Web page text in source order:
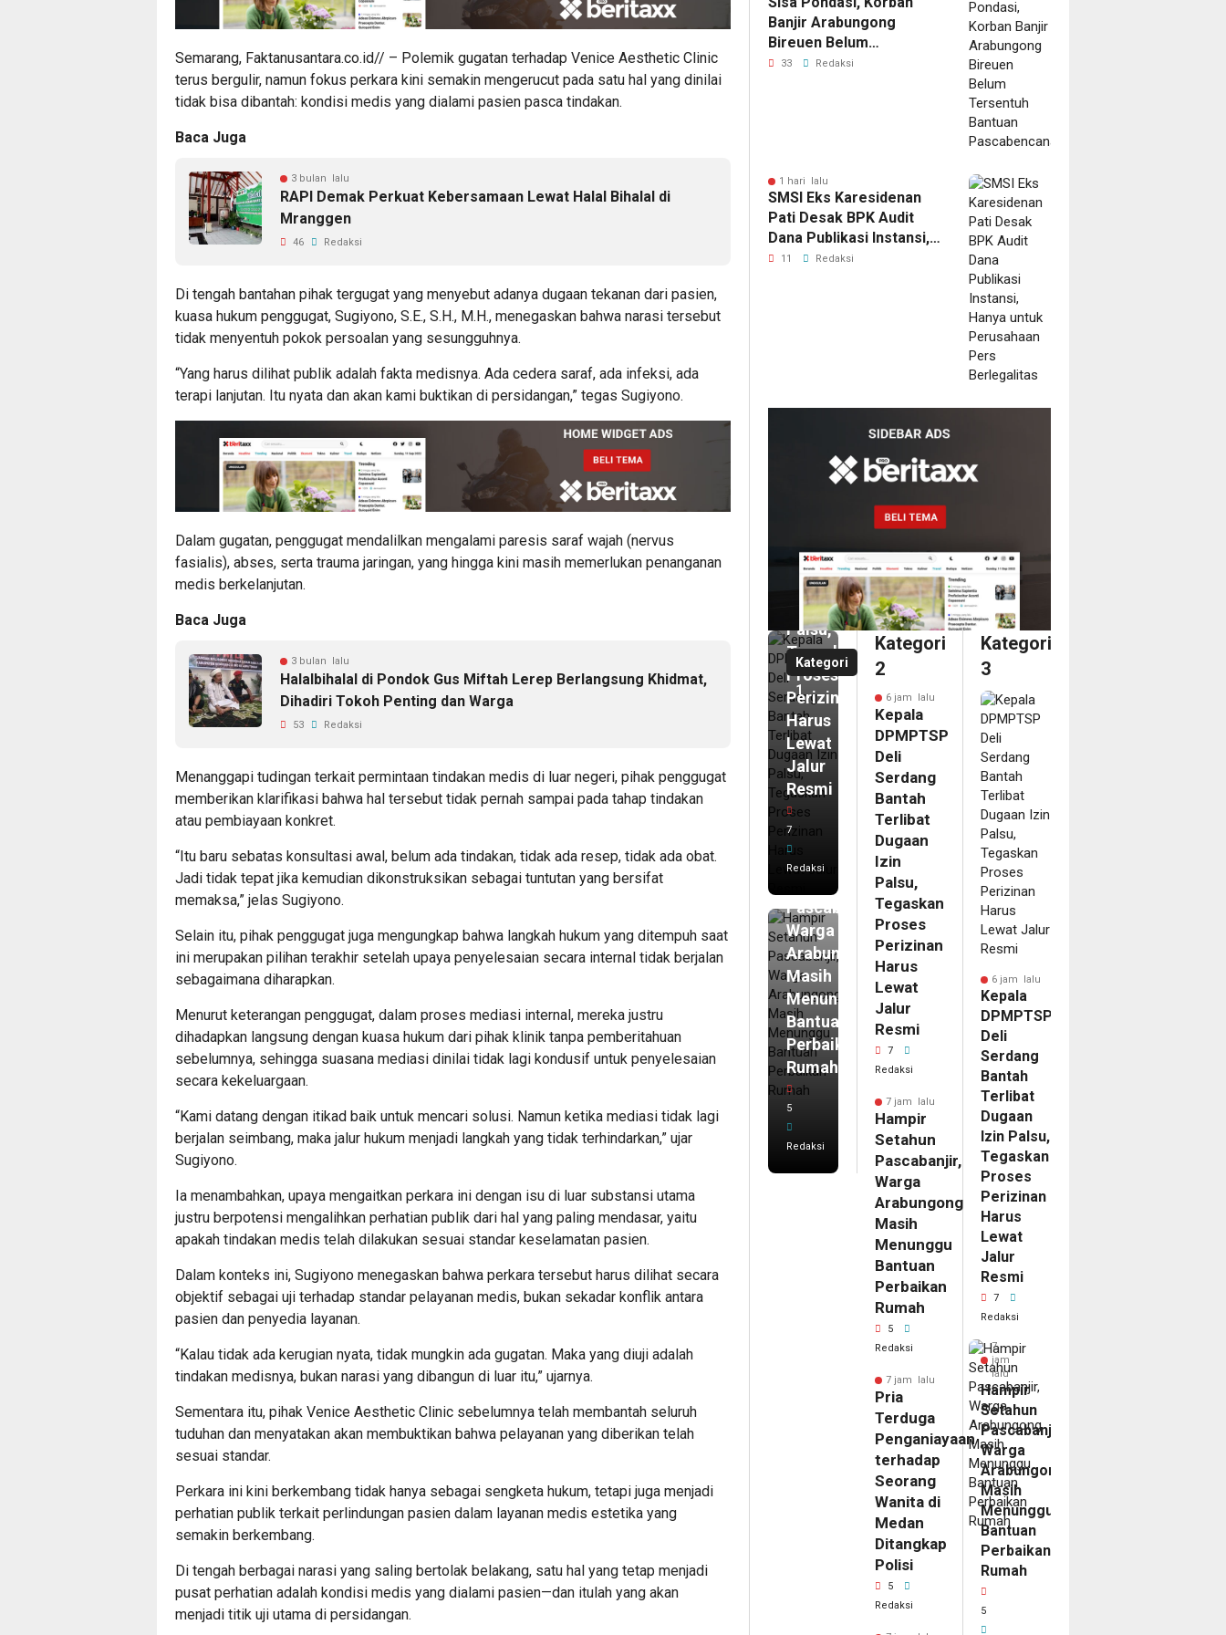
Semarang, Faktanusantara.co.id// – Polemik gugatan terhadap Venice Aesthetic Clinic
terus bergulir, namun fokus perkara kini semakin mengerucut pada satu hal yang dinilai
tidak bisa dibantah: kondisi medis yang dialami pasien pasca tindakan.
Baca Juga
3 bulan lalu
RAPI Demak Perkuat Kebersamaan Lewat Halal Bihalal di
Mranggen
46 Redaksi
Di tengah bantahan pihak tergugat yang menyebut adanya dugaan tekanan dari pasien,
kuasa hukum penggugat, Sugiyono, S.E., S.H., M.H., menegaskan bahwa narasi tersebut
tidak menyentuh pokok persoalan yang sesungguhnya.
“Yang harus dilihat publik adalah fakta medisnya. Ada cedera saraf, ada infeksi, ada
terapi lanjutan. Itu nyata dan akan kami buktikan di persidangan,” tegas Sugiyono.
Dalam gugatan, penggugat mendalilkan mengalami paresis saraf wajah (nervus
fasialis), abses, serta trauma jaringan, yang hingga kini masih memerlukan penanganan
medis berkelanjutan.
Baca Juga
3 bulan lalu
Halalbihalal di Pondok Gus Miftah Lerep Berlangsung Khidmat,
Dihadiri Tokoh Penting dan Warga
53 Redaksi
Menanggapi tudingan terkait permintaan tindakan medis di luar negeri, pihak penggugat
memberikan klarifikasi bahwa hal tersebut tidak pernah sampai pada tahap tindakan
atau pembiayaan konkret.
“Itu baru sebatas konsultasi awal, belum ada tindakan, tidak ada resep, tidak ada obat.
Jadi tidak tepat jika kemudian dikonstruksikan sebagai tuntutan yang bersifat
memaksa,” jelas Sugiyono.
Selain itu, pihak penggugat juga mengungkap bahwa langkah hukum yang ditempuh saat
ini merupakan pilihan terakhir setelah upaya penyelesaian secara internal tidak berjalan
sebagaimana diharapkan.
Menurut keterangan penggugat, dalam proses mediasi internal, mereka justru
dihadapkan langsung dengan kuasa hukum dari pihak klinik tanpa pemberitahuan
sebelumnya, sehingga suasana mediasi dinilai tidak lagi kondusif untuk penyelesaian
secara kekeluargaan.
“Kami datang dengan itikad baik untuk mencari solusi. Namun ketika mediasi tidak lagi
berjalan seimbang, maka jalur hukum menjadi langkah yang tidak terhindarkan,” ujar
Sugiyono.
Ia menambahkan, upaya mengaitkan perkara ini dengan isu di luar substansi utama
justru berpotensi mengalihkan perhatian publik dari hal yang paling mendasar, yaitu
apakah tindakan medis telah dilakukan sesuai standar keselamatan pasien.
Dalam konteks ini, Sugiyono menegaskan bahwa perkara tersebut harus dilihat secara
objektif sebagai uji terhadap standar pelayanan medis, bukan sekadar konflik antara
pasien dan penyedia layanan.
“Kalau tidak ada kerugian nyata, tidak mungkin ada gugatan. Maka yang diuji adalah
tindakan medisnya, bukan narasi yang dibangun di luar itu,” ujarnya.
Sementara itu, pihak Venice Aesthetic Clinic sebelumnya telah membantah seluruh
tuduhan dan menyatakan akan membuktikan bahwa pelayanan yang diberikan telah
sesuai standar.
Perkara ini kini berkembang tidak hanya sebagai sengketa hukum, tetapi juga menjadi
perhatian publik terkait perlindungan pasien dalam layanan medis estetika yang
semakin berkembang.
Di tengah berbagai narasi yang saling bertolak belakang, satu hal yang tetap menjadi
pusat perhatian adalah kondisi medis yang dialami pasien—dan itulah yang akan
menjadi titik uji utama di persidangan.
Banjir Arabungong
Bireuen Belum
Tersentuh Bantuan
33 Redaksi
1 hari lalu
SMSI Eks Karesidenan
Pati Desak BPK Audit
Dana Publikasi Instansi,
Hanya untuk Perusahaan
11 Redaksi
Kategori
1
DPMPTSP
Terlibat
Dugaan
Izin
Palsu,
Tegaskan
Proses
Perizinan
Harus
Lewat
Jalur
Resmi
7
Redaksi
7
jam
Hampir
Setahun
Pascabanjir,
Warga
Arabungong
Masih
Menunggu
Bantuan
Perbaikan
Rumah
5
Redaksi
Kategori
2
6 jam lalu
Kepala
DPMPTSP
Deli
Serdang
Bantah
Terlibat
Dugaan
Izin
Palsu,
Tegaskan
Proses
Perizinan
Harus
Lewat
Jalur
Resmi
7
Redaksi
7 jam lalu
Hampir
Setahun
Pascabanjir,
Warga
Arabungong
Masih
Menunggu
Bantuan
Perbaikan
Rumah
5
Redaksi
7 jam lalu
Pria
Terduga
Penganiayaan
terhadap
Seorang
Wanita di
Medan
Ditangkap
Polisi
5
Redaksi
Kategori
3
6 jam lalu
Kepala
DPMPTSP
Deli
Serdang
Bantah
Terlibat
Dugaan
Izin Palsu,
Tegaskan
Proses
Perizinan
Harus
Lewat
Jalur
Resmi
7
Redaksi
7
jam
lalu
Hampir
Setahun
Pascabanjir,
Warga
Arabungong
Masih
Menunggu
Bantuan
Perbaikan
Rumah
5